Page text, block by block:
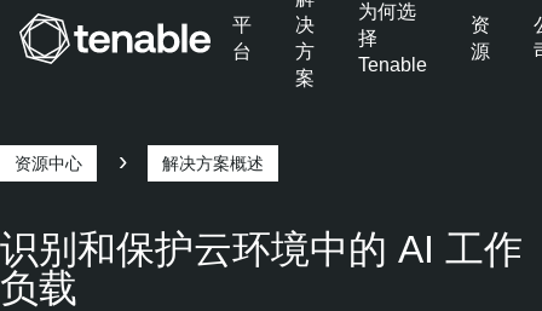
跳转至页脚
平
台
决
方
案
为何选
择
Tenable
资
源
痕
迹
资源中心 解决方案概述
识别和保护云环境中的 AI 工作
负载